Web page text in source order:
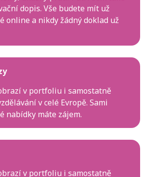
dopis. Vše budete mít už
online a nikdy žádný doklad už
v portfoliu i samostatně
v celé Evropě. Sami
nabídky máte zájem.
v portfoliu i samostatně